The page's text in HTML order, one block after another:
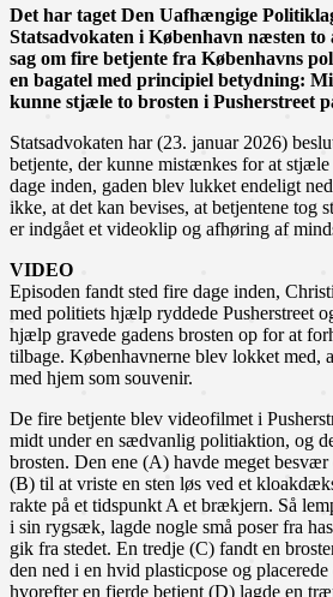
Det har taget Den Uafhængige
Statsadvokaten i København næsten to
sag om fire betjente fra Københavns
en bagatel med principiel betydning:
kunne stjæle to brosten i Pusherstreet
Statsadvokaten har (23. januar 2026)
betjente, der kunne mistænkes for at stjæle
dage inden, gaden blev lukket endeligt
ikke, at det kan bevises, at betjentene tog
er indgået et videoklip og afhøring af
VIDEO
Episoden fandt sted fire dage inden,
med politiets hjælp ryddede Pusherstreet
hjælp gravede gadens brosten op for at
tilbage. Københavnerne blev lokket med,
med hjem som souvenir.
De fire betjente blev videofilmet i
midt under en sædvanlig politiaktion, og
brosten. Den ene (A) havde meget
(B) til at vriste en sten løs ved et
rakte på et tidspunkt A et brækjern. Så
i sin rygsæk, lagde nogle små poser fra
gik fra stedet. En tredje (C) fandt en
den ned i en hvid plasticpose og
hvorefter en fjerde betjent (D) lagde en